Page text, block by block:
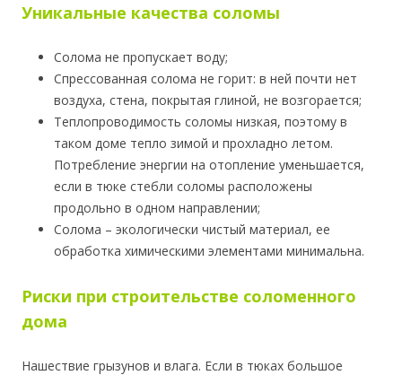
Уникальные качества соломы
Солома не пропускает воду;
Спрессованная солома не горит: в ней почти нет
воздуха, стена, покрытая глиной, не возгорается;
Теплопроводимость соломы низкая, поэтому в
таком доме тепло зимой и прохладно летом.
Потребление энергии на отопление уменьшается,
если в тюке стебли соломы расположены
продольно в одном направлении;
Солома – экологически чистый материал, ее
обработка химическими элементами минимальна.
Риски при строительстве соломенного
дома
Нашествие грызунов и влага. Если в тюках большое